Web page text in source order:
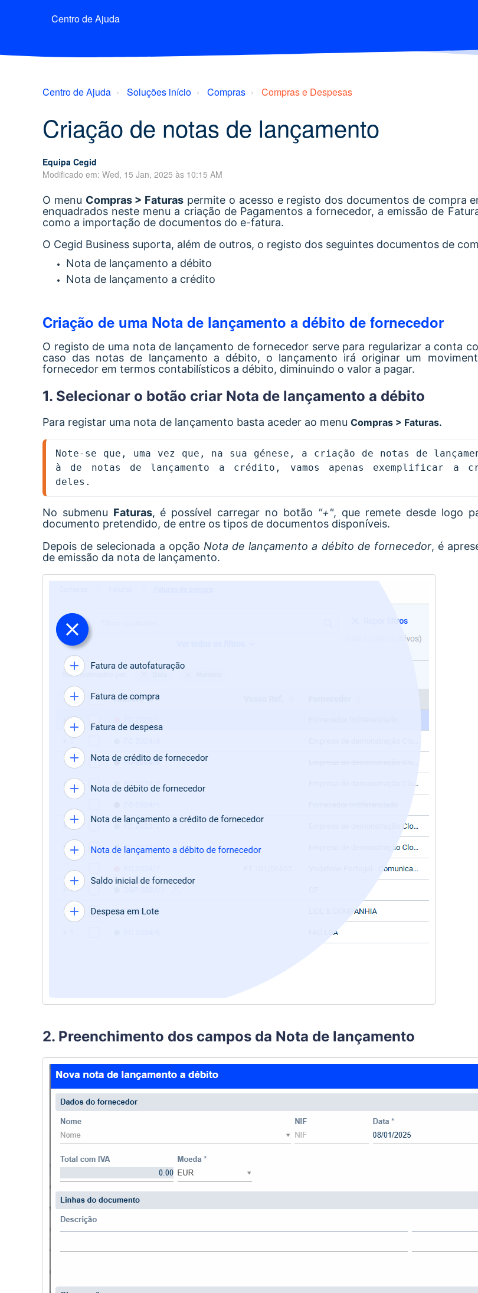
Centro de Ajuda
Centro de Ajuda Soluções início Compras Compras e Despesas
Criação de notas de lançamento
Equipa Cegid
Modificado em: Wed, 15 Jan, 2025 às 10:15 AM
O menu Compras > Faturas permite o acesso e registo dos documentos de compra
enquadrados neste menu a criação de Pagamentos a fornecedor, a emissão de
como a importação de documentos do e-fatura.
O Cegid Business suporta, além de outros, o registo dos seguintes documentos de
Nota de lançamento a débito
Nota de lançamento a crédito
Criação de uma Nota de lançamento a débito de fornecedor
O registo de uma nota de lançamento de fornecedor serve para regularizar a conta
caso das notas de lançamento a débito, o lançamento irá originar um
fornecedor em termos contabilísticos a débito, diminuindo o valor a pagar.
1. Selecionar o botão criar Nota de lançamento a débito
Para registar uma nota de lançamento basta aceder ao menu Compras > Faturas.
Note-se que, uma vez que, na sua génese, a criação de notas de
à de notas de lançamento a crédito, vamos apenas exemplificar a
deles.
No submenu Faturas, é possível carregar no botão "+", que remete desde logo
documento pretendido, de entre os tipos de documentos disponíveis.
Depois de selecionada a opção Nota de lançamento a débito de fornecedor, é
de emissão da nota de lançamento.
2. Preenchimento dos campos da Nota de lançamento